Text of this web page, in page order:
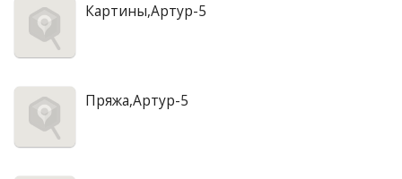
Картины,Артур-5
Пряжа,Артур-5